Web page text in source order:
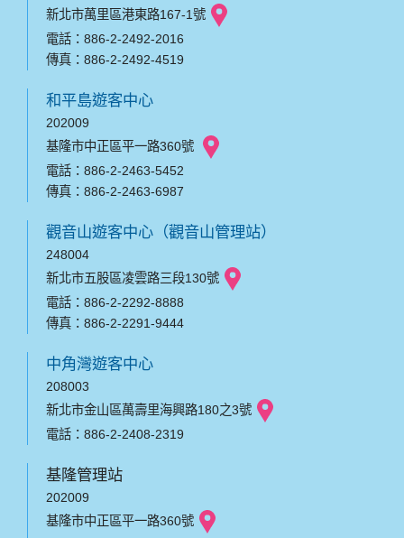
新北市萬里區港東路167-1號
電話：886-2-2492-2016
傳真：886-2-2492-4519
和平島遊客中心
202009
基隆市中正區平一路360號
電話：886-2-2463-5452
傳真：886-2-2463-6987
觀音山遊客中心（觀音山管理站）
248004
新北市五股區凌雲路三段130號
電話：886-2-2292-8888
傳真：886-2-2291-9444
中角灣遊客中心
208003
新北市金山區萬壽里海興路180之3號
電話：886-2-2408-2319
基隆管理站
202009
基隆市中正區平一路360號